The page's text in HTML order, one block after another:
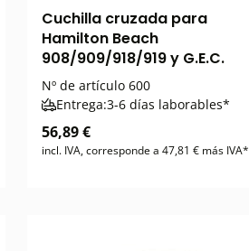
Cuchilla cruzada para
Hamilton Beach
908/909/918/919 y G.E.C.
Nº de artículo600
Entrega:3-6 días laborables*
56,89 €
incl. IVA, corresponde a 47,81 € más IVA*